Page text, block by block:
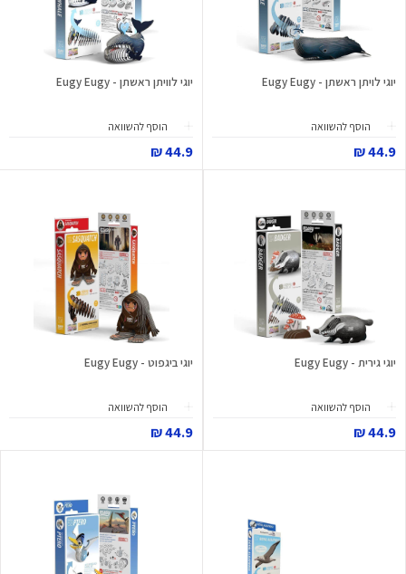
יוגי לויתן ראשתן - Eugy Eugy
הוסף להשוואה
44.9 ₪
יוגי לוויתן ראשתן - Eugy Eugy
הוסף להשוואה
44.9 ₪
יוגי גירית - Eugy Eugy
הוסף להשוואה
44.9 ₪
יוגי ביגפוט - Eugy Eugy
הוסף להשוואה
44.9 ₪